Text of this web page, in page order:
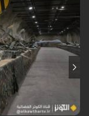
عُرِضت مجموعة كبيرة من
والإسرائيلية التي تم